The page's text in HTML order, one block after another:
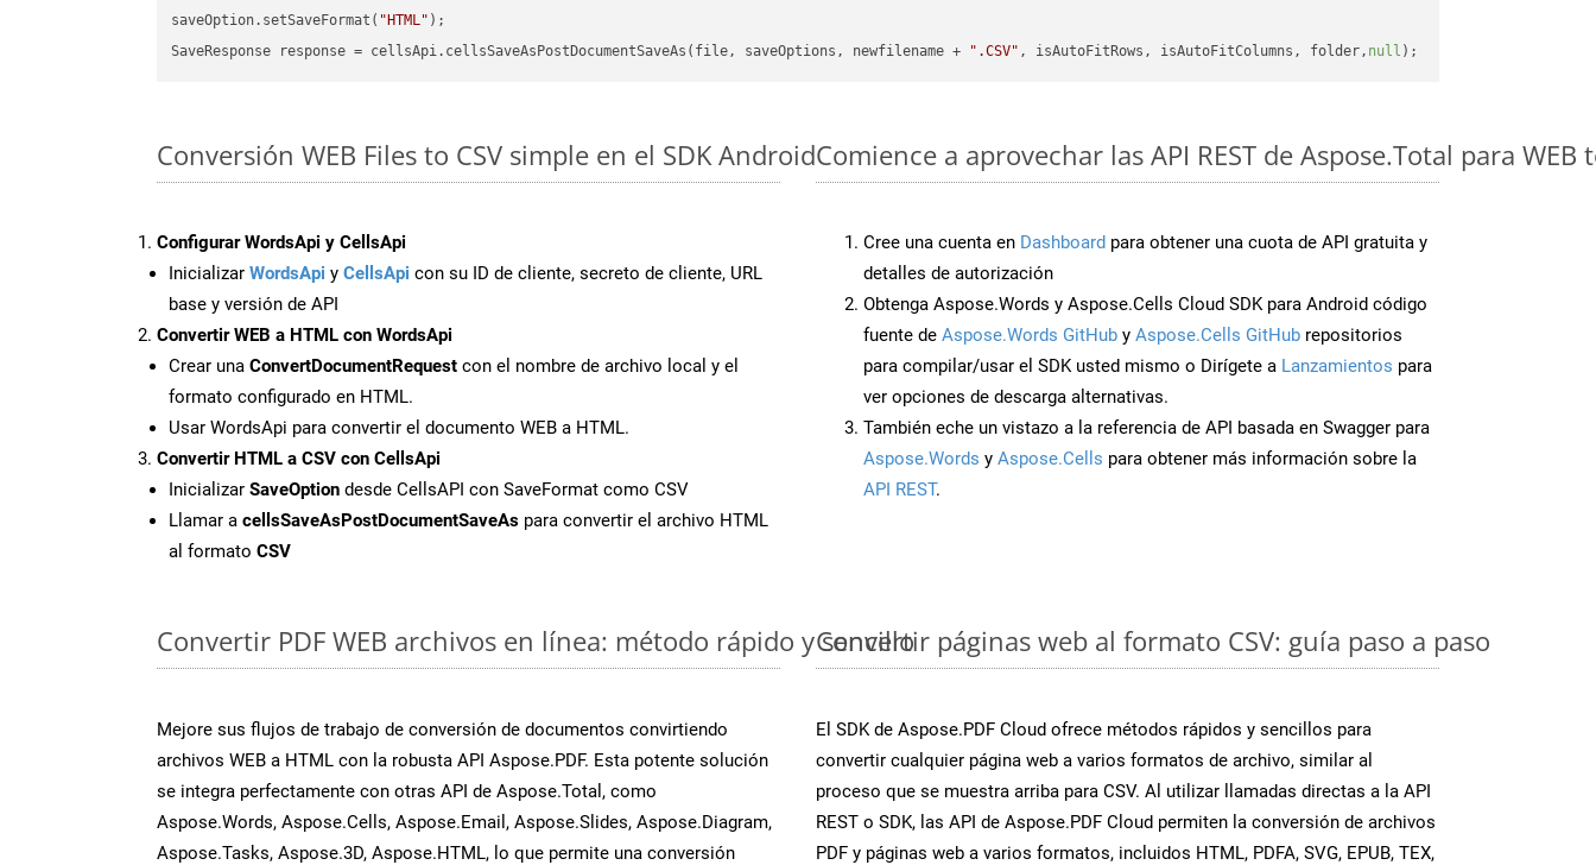
saveOption.setSaveFormat( "HTML" );
SaveResponse response = cellsApi.cellsSaveAsPostDocumentSaveAs(file, saveOptions, newfilename +
".CSV" , isAutoFitRows, isAutoFitColumns, folder, null
Conversión WEB Files to CSV simple en el SDK Android
Configurar WordsApi y CellsApi
Inicializar WordsApi y CellsApi con su ID de cliente, secreto de cliente, URL
base y versión de API
Convertir WEB a HTML con WordsApi
Crear una ConvertDocumentRequest con el nombre de archivo local y el
formato configurado en HTML.
Usar WordsApi para convertir el documento WEB a HTML.
Convertir HTML a CSV con CellsApi
Inicializar SaveOption desde CellsAPI con SaveFormat como CSV
Llamar a cellsSaveAsPostDocumentSaveAs para convertir el archivo HTML
al formato CSV
Comience a aprovechar las API REST de Aspose.Total para WEB
Cree una cuenta en Dashboard para obtener una cuota de API gratuita y
detalles de autorización
Obtenga Aspose.Words y Aspose.Cells Cloud SDK para Android código
fuente de Aspose.Words GitHub y Aspose.Cells GitHub repositorios
para compilar/usar el SDK usted mismo o Dirígete a Lanzamientos para
ver opciones de descarga alternativas.
También eche un vistazo a la referencia de API basada en Swagger para
Aspose.Words y Aspose.Cells para obtener más información sobre la
API REST.
Convertir PDF WEB archivos en línea: método rápido y sencillo
Mejore sus flujos de trabajo de conversión de documentos convirtiendo
archivos WEB a HTML con la robusta API Aspose.PDF. Esta potente solución
se integra perfectamente con otras API de Aspose.Total, como
Aspose.Words, Aspose.Cells, Aspose.Email, Aspose.Slides, Aspose.Diagram,
Aspose.Tasks, Aspose.3D, Aspose.HTML, lo que permite una conversión
Convertir páginas web al formato CSV: guía paso a paso
El SDK de Aspose.PDF Cloud ofrece métodos rápidos y sencillos para
convertir cualquier página web a varios formatos de archivo, similar al
proceso que se muestra arriba para CSV. Al utilizar llamadas directas a la API
REST o SDK, las API de Aspose.PDF Cloud permiten la conversión de archivos
PDF y páginas web a varios formatos, incluidos HTML, PDFA, SVG, EPUB, TEX,